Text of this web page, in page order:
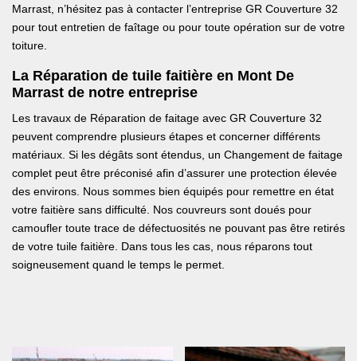
Marrast, n’hésitez pas à contacter l’entreprise GR Couverture 32
pour tout entretien de faîtage ou pour toute opération sur de votre
toiture.
La Réparation de tuile faitière en Mont De
Marrast de notre entreprise
Les travaux de Réparation de faitage avec GR Couverture 32
peuvent comprendre plusieurs étapes et concerner différents
matériaux. Si les dégâts sont étendus, un Changement de faitage
complet peut être préconisé afin d’assurer une protection élevée
des environs. Nous sommes bien équipés pour remettre en état
votre faitière sans difficulté. Nos couvreurs sont doués pour
camoufler toute trace de défectuosités ne pouvant pas être retirés
de votre tuile faitière. Dans tous les cas, nous réparons tout
soigneusement quand le temps le permet.